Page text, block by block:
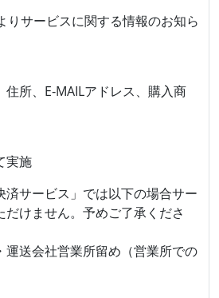
りサービスに関する情報のお知ら
所、E‐MAILアドレス、購入商
実施
済サービス」では以下の場合サー
だけません。予めご了承くださ
運送会社営業所留め（営業所での